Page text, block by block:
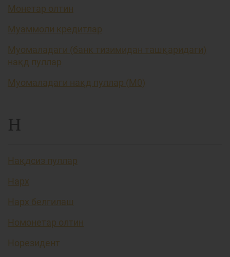
Монетар олтин
Муаммоли кредитлар
Муомаладаги (банк тизимидан ташқаридаги)
нақд пуллар
Муомаладаги нақд пуллар (М0)
Н
Нақдсиз пуллар
Нарх
Нарх белгилаш
Номонетар олтин
Норезидент